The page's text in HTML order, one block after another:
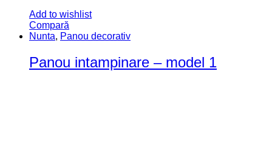
Add to wishlist
Compară
Nunta, Panou decorativ
Panou intampinare – model 1